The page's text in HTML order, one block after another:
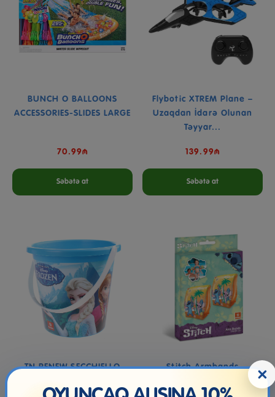
BUNCH O BALLOONS
ACCESSORIES-SLIDES LARGE
70.99₼
Səbətə at
Flybotic XTREM Plane –
Uzaqdan İdarə Olunan
Təyyar...
139.99₼
Səbətə at
TN RENEW SECCHIELLO
Stitch Armbands ×